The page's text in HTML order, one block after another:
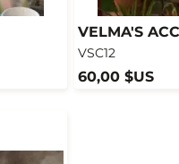
VELMA'S
VSC12
60,00 $US